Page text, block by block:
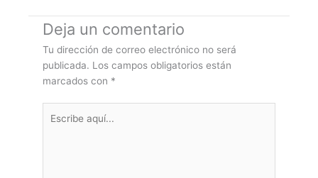
Deja un comentario
Tu dirección de correo electrónico no será
publicada. Los campos obligatorios están
marcados con *
aquí...